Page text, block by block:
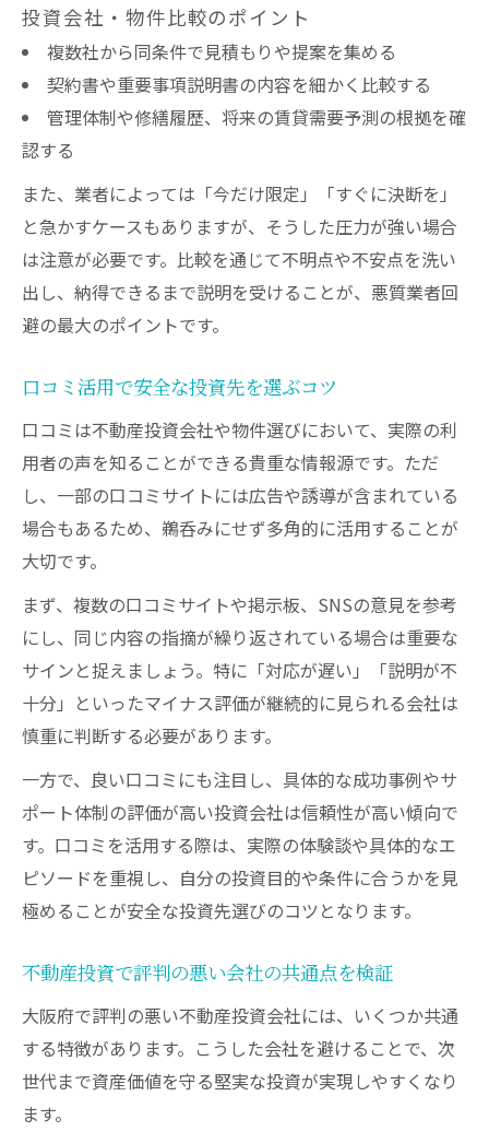
投資会社・物件比較のポイント
複数社から同条件で見積もりや提案を集める
契約書や重要事項説明書の内容を細かく比較する
管理体制や修繕履歴、将来の賃貸需要予測の根拠を確
認する
また、業者によっては「今だけ限定」「すぐに決断を」
と急かすケースもありますが、そうした圧力が強い場合
は注意が必要です。比較を通じて不明点や不安点を洗い
出し、納得できるまで説明を受けることが、悪質業者回
避の最大のポイントです。
口コミ活用で安全な投資先を選ぶコツ
口コミは不動産投資会社や物件選びにおいて、実際の利
用者の声を知ることができる貴重な情報源です。ただ
し、一部の口コミサイトには広告や誘導が含まれている
場合もあるため、鵜呑みにせず多角的に活用することが
大切です。
まず、複数の口コミサイトや掲示板、SNSの意見を参考
にし、同じ内容の指摘が繰り返されている場合は重要な
サインと捉えましょう。特に「対応が遅い」「説明が不
十分」といったマイナス評価が継続的に見られる会社は
慎重に判断する必要があります。
一方で、良い口コミにも注目し、具体的な成功事例やサ
ポート体制の評価が高い投資会社は信頼性が高い傾向で
す。口コミを活用する際は、実際の体験談や具体的なエ
ピソードを重視し、自分の投資目的や条件に合うかを見
極めることが安全な投資先選びのコツとなります。
不動産投資で評判の悪い会社の共通点を検証
大阪府で評判の悪い不動産投資会社には、いくつか共通
する特徴があります。こうした会社を避けることで、次
世代まで資産価値を守る堅実な投資が実現しやすくなり
ます。